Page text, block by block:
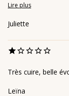
Lire plus
Juliette
Très cuire, belle
Leïna